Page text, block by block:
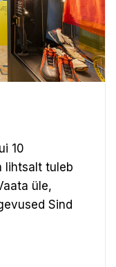
10
lihtsalt tuleb
üle,
Sind